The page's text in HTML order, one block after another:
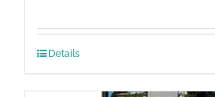
Details